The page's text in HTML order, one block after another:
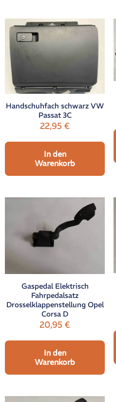
Handschuhfach schwarz VW
Passat 3C
22,95€
In den
Warenkorb
Gaspedal Elektrisch
Fahrpedalsatz
Drosselklappenstellung Opel
Corsa D
20,95€
In den
Warenkorb